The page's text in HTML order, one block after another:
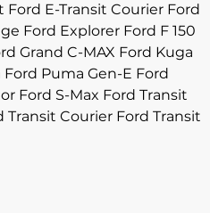
Ford E-Transit Courier Ford
Ford Explorer Ford F 150
Grand C-MAX Ford Kuga
Ford Puma Gen-E Ford
Ford S-Max Ford Transit
Transit Courier Ford Transit